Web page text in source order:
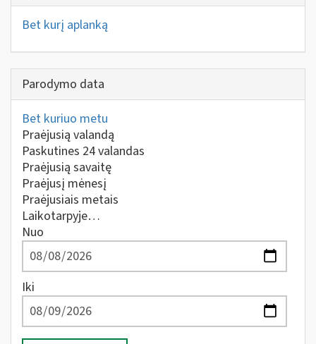
Bet kurį aplanką
Parodymo data
Bet kuriuo metu
Praėjusią valandą
Paskutines 24 valandas
Praėjusią savaitę
Praėjusį mėnesį
Praėjusiais metais
Laikotarpyje…
Nuo
Iki